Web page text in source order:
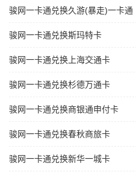
骏网一卡通兑换久游(暴走)一卡通
骏网一卡通兑换斯玛特卡
骏网一卡通兑换上海交通卡
骏网一卡通兑换杉德万通卡
骏网一卡通兑换商银通申付卡
骏网一卡通兑换春秋商旅卡
骏网一卡通兑换新华一城卡